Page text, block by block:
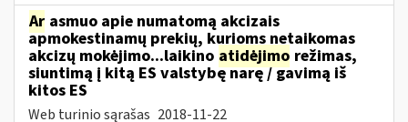
Ar asmuo apie numatomą akcizais
apmokestinamų prekių, kurioms netaikomas
akcizų mokėjimo...laikino atidėjimo režimas,
siuntimą į kitą ES valstybę narę / gavimą iš
kitos ES
Web turinio sąrašas 2018-11-22